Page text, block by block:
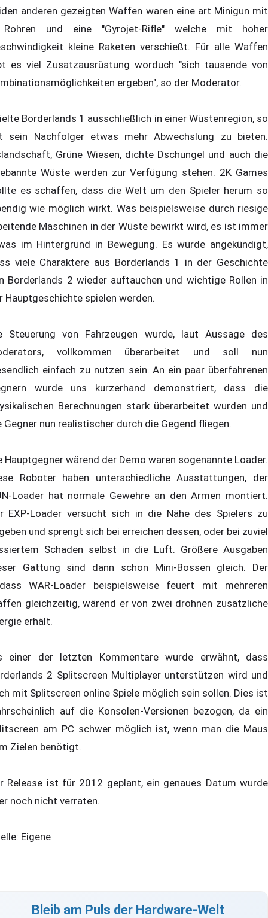
anderen gezeigten Waffen waren eine art Minigun mit
und eine "Gyrojet-Rifle" welche mit hoher
kleine Raketen verschießt. Für alle Waffen
es viel Zusatzausrüstung worduch "sich tausende von
ergeben", so der Moderator.
Borderlands 1 ausschließlich in einer Wüstenregion, so
sein Nachfolger etwas mehr Abwechslung zu bieten.
Grüne Wiesen, dichte Dschungel und auch die
Wüste werden zur Verfügung stehen. 2K Games
es schaffen, dass die Welt um den Spieler herum so
wie möglich wirkt. Was beispielsweise durch riesige
Maschinen in der Wüste bewirkt wird, es ist immer
im Hintergrund in Bewegung. Es wurde angekündigt,
viele Charaktere aus Borderlands 1 in der Geschichte
Borderlands 2 wieder auftauchen und wichtige Rollen in
Hauptgeschichte spielen werden.
Steuerung von Fahrzeugen wurde, laut Aussage des
vollkommen überarbeitet und soll nun
einfach zu nutzen sein. An ein paar überfahrenen
wurde uns kurzerhand demonstriert, dass die
Berechnungen stark überarbeitet wurden und
Gegner nun realistischer durch die Gegend fliegen.
Hauptgegner wärend der Demo waren sogenannte Loader.
Roboter haben unterschiedliche Ausstattungen, der
Loader hat normale Gewehre an den Armen montiert.
EXP-Loader versucht sich in die Nähe des Spielers zu
und sprengt sich bei erreichen dessen, oder bei zuviel
Schaden selbst in die Luft. Größere Ausgaben
Gattung sind dann schon Mini-Bossen gleich. Der
WAR-Loader beispielsweise feuert mit mehreren
gleichzeitig, wärend er von zwei drohnen zusätzliche
erhält.
einer der letzten Kommentare wurde erwähnt, dass
2 Splitscreen Multiplayer unterstützen wird und
mit Splitscreen online Spiele möglich sein sollen. Dies ist
auf die Konsolen-Versionen bezogen, da ein
am PC schwer möglich ist, wenn man die Maus
Zielen benötigt.
Release ist für 2012 geplant, ein genaues Datum wurde
noch nicht verraten.
Eigene
Bleib am Puls der Hardware-Welt